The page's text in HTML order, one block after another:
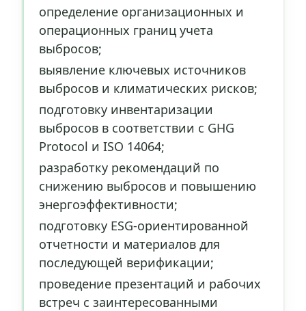
определение организационных и
операционных границ учета
выбросов;
выявление ключевых источников
выбросов и климатических рисков;
подготовку инвентаризации
выбросов в соответствии с GHG
Protocol и ISO 14064;
разработку рекомендаций по
снижению выбросов и повышению
энергоэффективности;
подготовку ESG-ориентированной
отчетности и материалов для
последующей верификации;
проведение презентаций и рабочих
встреч с заинтересованными